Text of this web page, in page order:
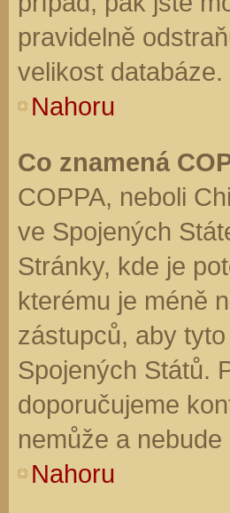
pravidelně
velikost
Nahoru
Co znamená
COPPA, neboli
ve Spojených
Stránky, kde je
kterému je méně
zástupců, aby
Spojených Států.
doporučujeme
nemůže a
Nahoru